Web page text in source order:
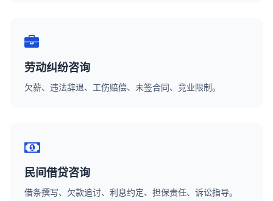
劳动纠纷咨询
欠薪、违法辞退、工伤赔偿、未签合同、竞业限制。
民间借贷咨询
借条撰写、欠款追讨、利息约定、担保责任、诉讼指导。